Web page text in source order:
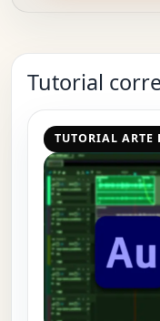
Tutorial
TUTORIAL ARTE